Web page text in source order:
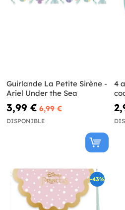
Guirlande La Petite Sirène -
Ariel Under the Sea
3,99 € 6,99 €
DISPONIBLE
4
-43%